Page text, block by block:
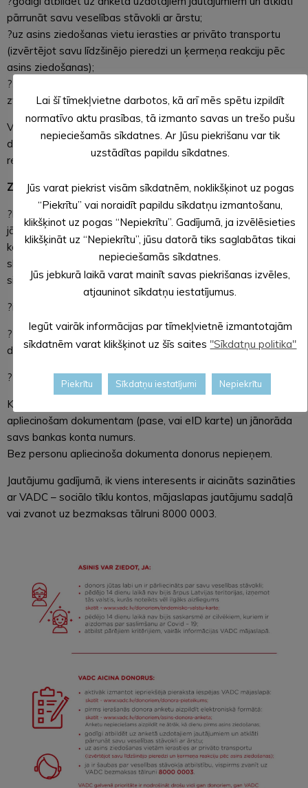
pārrunāt savu veselības stāvokli ar ārstu;
?uz asins ziedošanas vietu ierasties ar privāto transportu
(izvērtējot savu līdzšinējo pieredzi un ķermeņa reakciju pēc
asins ziedošanas);
?šaubu gadījumā par veselības stāvokļa atbilstību, vispirms
zvanīt uz VADC bezmaksas tālruni 8000 0003.
VADC galvenā prioritāte ir nodrošināt drošu vidi gan
donoriem, gan VADC darbiniekiem, līdz ar tiek ievēroti visi
rekomendētie piesardzības pasākumi.
Ziedošanas vietās tiek ievēroti šādi drošības pasākumi:
?katram VADC ziedošanas vietu apmeklētājam ar parakstu
jāapliecina, ka pēdējo 14 dienu laikā nav ceļojis vai bijis
kontaktā ar personu, kas atgriezusies no vīrusa COVID -19
skartajām teritorijām un, ka nav elpceļu saslimšanas
simptomu;
?ierodoties tiek mērīta temperatūra;
? tiek regulēta donoru plūsmas, lai ievērotu nepieciešamo 2m
distanci;
? ir nodrošināti pastiprināti dezinfekcijas pasākumi.
Kā vienmēr, donoram līdzi jābūt derīgam personu
apliecinošam dokumentam (pase, vai eID karte) un jānorāda
savs bankas konta numurs.
Bez personu apliecinoša dokumenta donorus nepieņem.
Jautājumu gadījumā, ik viens interesents ir aicināts sazināties
ar VADC – sociālo tīklu kontos, mājaslapas jautājumu sadaļā
vai zvanot uz bezmaksas tālruni 8000 0003.
Lai šī tīmekļvietne darbotos, kā arī mēs spētu izpildīt
normatīvo aktu prasības, tā izmanto savas un trešo pušu
nepieciešamās sīkdatnes. Ar Jūsu piekrišanu var tik
uzstādītas papildu sīkdatnes.
Jūs varat piekrist visām sīkdatnēm, noklikšķinot uz pogas
“Piekrītu” vai noraidīt papildu sīkdatņu izmantošanu,
klikšķinot uz pogas “Nepiekrītu”. Gadījumā, ja izvēlēsieties
klikšķināt uz “Nepiekrītu”, jūsu datorā tiks saglabātas tikai
nepieciešamās sīkdatnes.
Jūs jebkurā laikā varat mainīt savas piekrišanas izvēles,
atjauninot sīkdatņu iestatījumus.
Iegūt vairāk informācijas par tīmekļvietnē izmantotajām
sīkdatnēm varat klikšķinot uz šīs saites "Sīkdatņu politika"
Piekrītu Sīkdatņu iestatījumi Nepiekrītu